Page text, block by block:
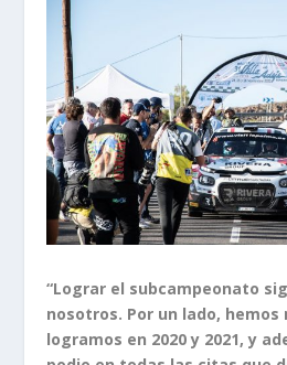
“Lograr el subcampeonato
nosotros. Por un lado, hemos
logramos en 2020 y 2021, y